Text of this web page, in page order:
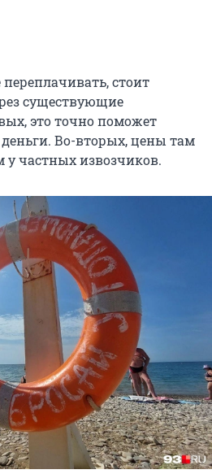
стоит
существующие
это точно поможет
Во-вторых, цены там
частных извозчиков.